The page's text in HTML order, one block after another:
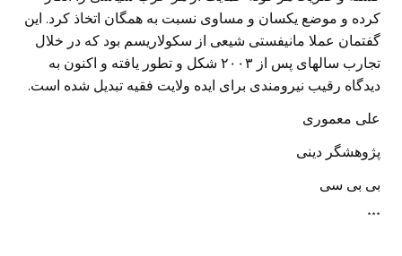
کرده و موضع یکسان و مساوی نسبت به همگان اتخاذ کرد. این
گفتمان عملا مانیفستی شیعی از سکولاریسم بود که در خلال
تجارب سالهای پس از ۲۰۰۳ شکل و تطور یافته و اکنون به
دیدگاه رقیب نیرومندی برای ایده ولایت فقیه تبدیل شده است.
علی معموری
پژوهشگر دینی
بی بی سی
***